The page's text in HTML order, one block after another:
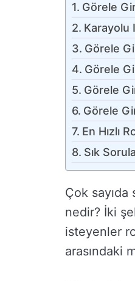
Görele
Karayolu
Görele
Görele
Görele
Görele
En Hızlı
Sık
Çok
nedir? İki
isteyenler
arasındaki